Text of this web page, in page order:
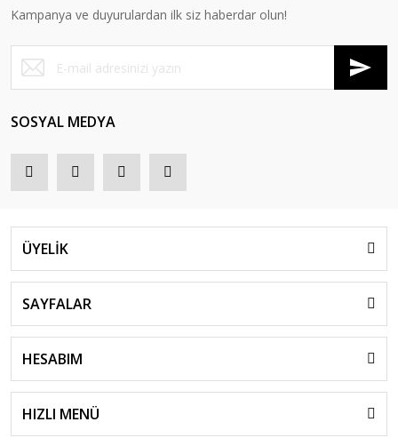
Kampanya ve duyurulardan ilk siz haberdar olun!
SOSYAL MEDYA
ÜYELİK
SAYFALAR
HESABIM
HIZLI MENÜ